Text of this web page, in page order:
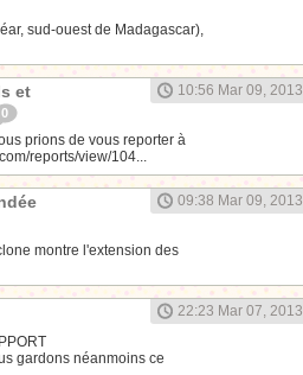
sud-ouest de Madagascar),
et
0
10:56 Mar 09, 2013
prions de vous reporter à
reports/view/104...
09:38 Mar 09, 2013
montre l'extension des
22:23 Mar 07, 2013
gardons néanmoins ce